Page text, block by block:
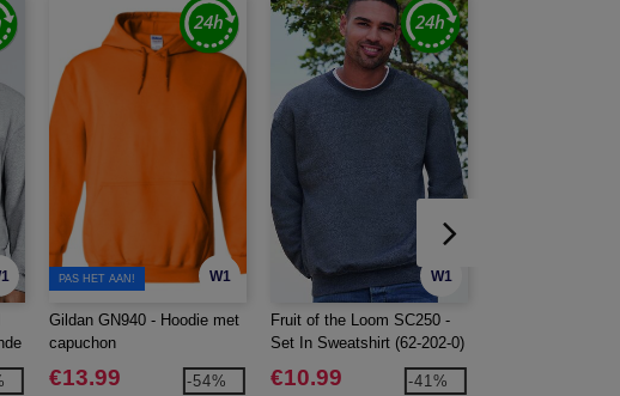
W1
PAS HET AAN!
Gildan GN940 - Hoodie met
capuchon
€13.99 -54%
W1
Fruit of the Loom SC250 -
Set In Sweatshirt (62-202-0)
€10.99 -41%